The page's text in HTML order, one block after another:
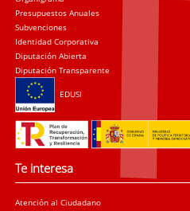
Presupuestos Anuales
Subvenciones
Identidad Corporativa
Diputación Abierta
Diputación Transparente
EDUSI
Te interesa
Atención al Ciudadano